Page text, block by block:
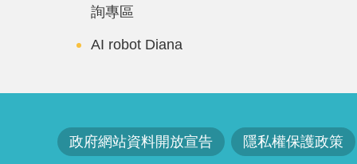
詢專區
AI robot Diana
政府網站資料開放宣告 隱私權保護政策